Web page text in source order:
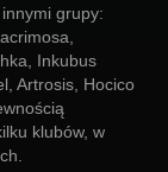
grupy:
Inkubus
Artrosis, Hocico
klubów, w